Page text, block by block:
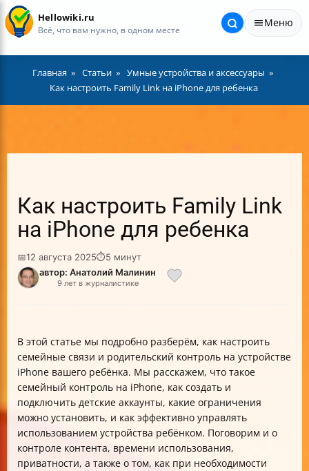
Hellowiki.ru
Всё, что вам нужно, в одном месте
Меню
Главная Статьи
Умные устройства и аксессуары
Как настроить Family Link на iPhone для ребенка
Как настроить Family Link
на iPhone для ребенка
📅12 августа 2025⏱5 минут
автор: Анатолий Малинин
9 лет в журналистике
В этой статье мы подробно разберём, как настроить
семейные связи и родительский контроль на устройстве
iPhone вашего ребёнка. Мы расскажем, что такое
семейный контроль на iPhone, как создать и
подключить детские аккаунты, какие ограничения
можно установить, и как эффективно управлять
использованием устройства ребёнком. Поговорим и о
контроле контента, времени использования,
приватности, а также о том, как при необходимости